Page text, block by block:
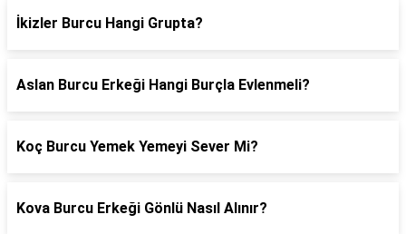
İkizler Burcu Hangi Grupta?
Aslan Burcu Erkeği Hangi Burçla Evlenmeli?
Koç Burcu Yemek Yemeyi Sever Mi?
Kova Burcu Erkeği Gönlü Nasıl Alınır?